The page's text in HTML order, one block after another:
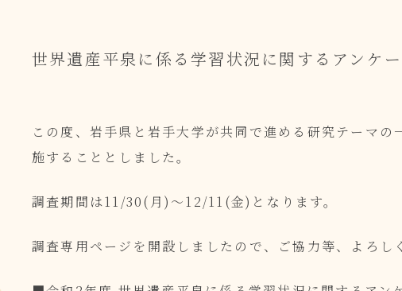
世界遺産平泉に係る学習状況に関するアンケ
この度、岩手県と岩手大学が共同で進める研究テーマ
施することとしました。
調査期間は11/30(月)～12/11(金)となります。
調査専用ページを開設しましたので、ご協力等、よろし